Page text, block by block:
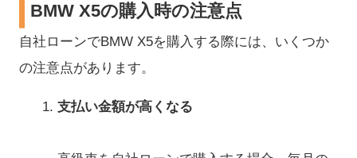
BMW X5の購入時の注意点
自社ローンでBMW X5を購入する際には、いくつか
の注意点があります。
支払い金額が高くなる